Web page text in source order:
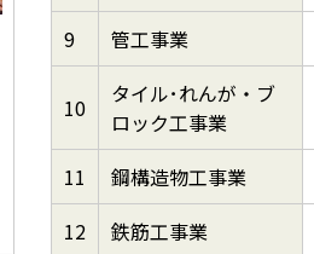
9
管工事業
10
タイル･れんが・ブ
ロック工事業
11
鋼構造物工事業
12
鉄筋工事業